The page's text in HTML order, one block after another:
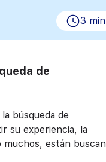
3 min
de
búsqueda de
su experiencia, la
están